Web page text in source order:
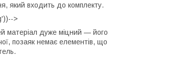
який входить до комплекту.
>
матеріал дуже міцний — його
позаяк немає елементів, що